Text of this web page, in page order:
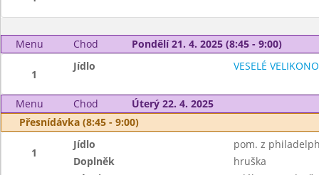
Menu Chod Pondělí 21. 4. 2025 (8:45 - 9:00)
1
Jídlo VESELÉ
Menu Chod
Úterý 22. 4. 2025
Přesnídávka (8:45 - 9:00)
1
Jídlo
pom. z
Doplněk
hruška